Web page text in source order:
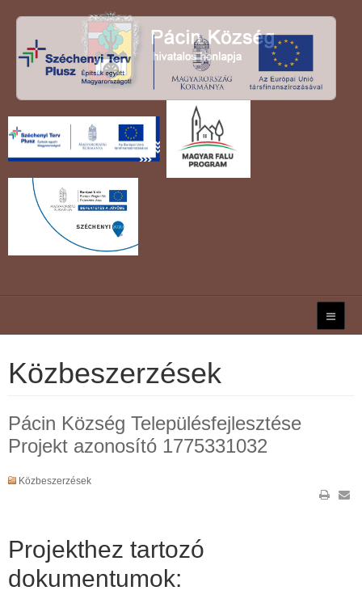
Közbeszerzések
Pácin Község Településfejlesztése
Projekt azonosító 1775331032
Közbeszerzések
Projekthez tartozó
dokumentumok: